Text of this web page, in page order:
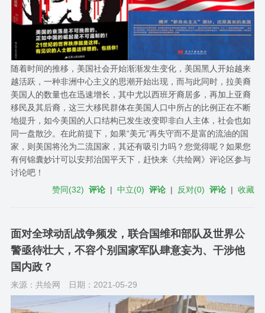
随着时间的推移，美国社会开始渐渐发生变化，美国黑人开始越来
越活跃，一种非洲中心主义的思潮开始出现，而与此同时，拉美裔
美国人的数量也在迅速增长，其中尤以西班牙裔居多，再加上亚裔
移民及其后裔，这三大移民群体在美国人口中所占的比例正在不断
地提升，如今美国的人口结构已发生改变即非白人主体，社会也如
同一盘散沙。在此前提下，如果“美元”再失守而不是富的流油的国
家，则美国将沦为二流国家，其还有吸引力吗？您觉得呢？如果您
有何锦囊妙计可以安邦治国平天下，赶快来《共绘网》评论区参与
讨论吧！
赞同(32) 评论 |中立(0) 评论 | 反对(0) 评论 |收藏
面对全球动乱战争频发，联合国维和部队及世界公
警亟待壮大，不容个别国家军队肆意妄为、干涉他
国内政？
来源：共绘网 日期：2021-05-29